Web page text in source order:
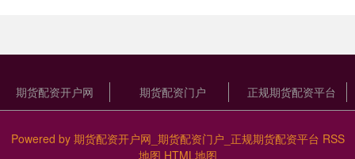
期货配资开户网 期货配资门户 正规期货配资平台
Powered by 期货配资开户网_期货配资门户_正规期货配资平台 RSS
地图 HTML地图